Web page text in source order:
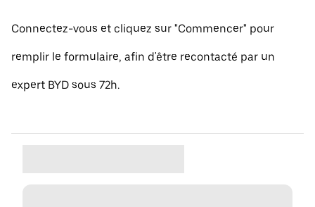
Connectez-vous et cliquez sur "Commencer" pour
remplir le formulaire, afin d'être recontacté par un
expert BYD sous 72h.